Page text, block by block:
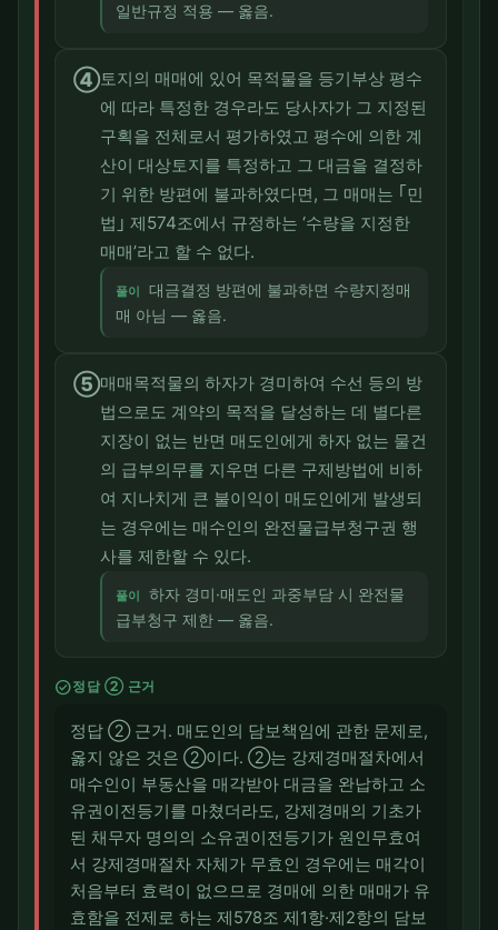
일반규정 적용 — 옳음.
④토지의 매매에 있어 목적물을 등기부상 평수
에 따라 특정한 경우라도 당사자가 그 지정된
구획을 전체로서 평가하였고 평수에 의한 계
산이 대상토지를 특정하고 그 대금을 결정하
기 위한 방편에 불과하였다면, 그 매매는 ｢민
법｣ 제574조에서 규정하는 ‘수량을 지정한
매매’라고 할 수 없다.
풀이
대금결정 방편에 불과하면 수량지정매
매 아님 — 옳음.
⑤매매목적물의 하자가 경미하여 수선 등의 방
법으로도 계약의 목적을 달성하는 데 별다른
지장이 없는 반면 매도인에게 하자 없는 물건
의 급부의무를 지우면 다른 구제방법에 비하
여 지나치게 큰 불이익이 매도인에게 발생되
는 경우에는 매수인의 완전물급부청구권 행
사를 제한할 수 있다.
풀이
하자 경미·매도인 과중부담 시 완전물
급부청구 제한 — 옳음.
check_circle정답 ② 근거
정답 ② 근거. 매도인의 담보책임에 관한 문제로,
옳지 않은 것은 ②이다. ②는 강제경매절차에서
매수인이 부동산을 매각받아 대금을 완납하고 소
유권이전등기를 마쳤더라도, 강제경매의 기초가
된 채무자 명의의 소유권이전등기가 원인무효여
서 강제경매절차 자체가 무효인 경우에는 매각이
처음부터 효력이 없으므로 경매에 의한 매매가 유
효함을 전제로 하는 제578조 제1항·제2항의 담보